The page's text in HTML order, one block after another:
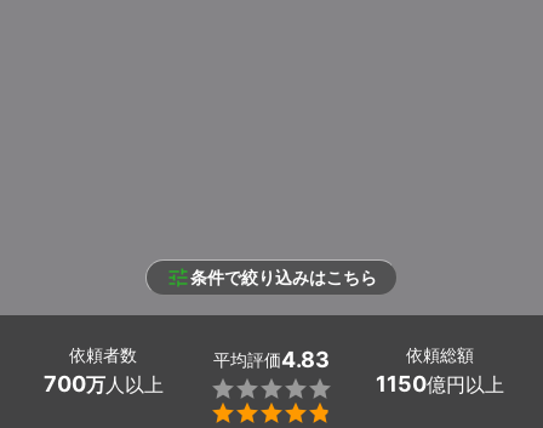
条件で絞り込みはこちら
依頼者数
700万人以上
平均評価4.83


依頼総額
1150億円以上